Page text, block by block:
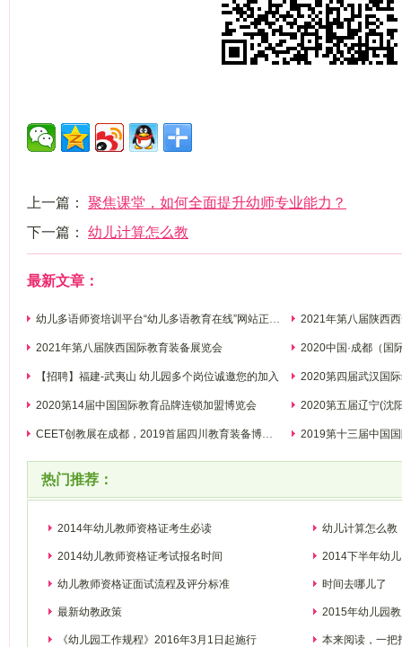
上一篇： 聚焦课堂，如何全面提升幼师专业能力？
下一篇： 幼儿计算怎么教
最新文章：
幼儿多语师资培训平台“幼儿多语教育在线”网站正式
2021年第八届陕西
2021年第八届陕西国际教育装备展览会
2020中国·成都（国
【招聘】福建-武夷山 幼儿园多个岗位诚邀您的加入 2020第四届武汉国
2020第14届中国国际教育品牌连锁加盟博览会 2020第五届辽宁(沈
CEET创教展在成都，2019首届四川教育装备博览
2019第十三届中国
热门推荐：
2014年幼儿教师资格证考生必读 幼儿计算怎么教
​2014幼儿教师资格证考试报名时间 2014下半年幼
幼儿教师资格证面试流程及评分标准 时间去哪儿了
最新幼教政策 2015年幼儿园
《幼儿园工作规程》2016年3月1日起施行 本来阅读，一把